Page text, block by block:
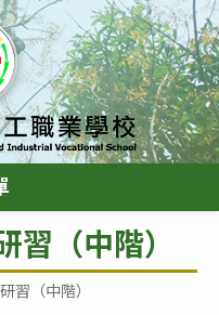
（中階）
習（中階）